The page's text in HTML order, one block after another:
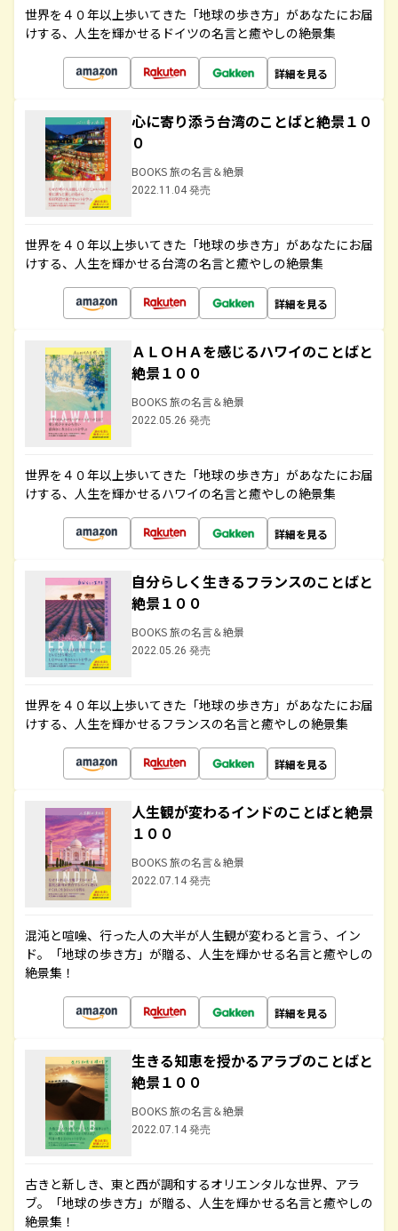
世界を４０年以上歩いてきた「地球の歩き方」があなたにお届
けする、人生を輝かせるドイツの名言と癒やしの絶景集
詳細を見る
心に寄り添う台湾のことばと絶景１０
０
BOOKS 旅の名言＆絶景
2022.11.04 発売
世界を４０年以上歩いてきた「地球の歩き方」があなたにお届
けする、人生を輝かせる台湾の名言と癒やしの絶景集
詳細を見る
ＡＬＯＨＡを感じるハワイのことばと
絶景１００
BOOKS 旅の名言＆絶景
2022.05.26 発売
世界を４０年以上歩いてきた「地球の歩き方」があなたにお届
けする、人生を輝かせるハワイの名言と癒やしの絶景集
詳細を見る
自分らしく生きるフランスのことばと
絶景１００
BOOKS 旅の名言＆絶景
2022.05.26 発売
世界を４０年以上歩いてきた「地球の歩き方」があなたにお届
けする、人生を輝かせるフランスの名言と癒やしの絶景集
詳細を見る
人生観が変わるインドのことばと絶景
１００
BOOKS 旅の名言＆絶景
2022.07.14 発売
混沌と喧噪、行った人の大半が人生観が変わると言う、イン
ド。「地球の歩き方」が贈る、人生を輝かせる名言と癒やしの
絶景集！
詳細を見る
生きる知恵を授かるアラブのことばと
絶景１００
BOOKS 旅の名言＆絶景
2022.07.14 発売
古きと新しき、東と西が調和するオリエンタルな世界、アラ
ブ。「地球の歩き方」が贈る、人生を輝かせる名言と癒やしの
絶景集！